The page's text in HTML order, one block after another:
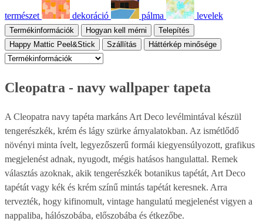
természet dekoráció pálma levelek
Termékinformációk Hogyan kell mérni
Telepítés
Happy Mattic Peel&Stick
Szállítás Háttérkép minősége
Cleopatra - navy wallpaper tapeta
A Cleopatra navy tapéta markáns Art Deco levélmintával készül
tengerészkék, krém és lágy szürke árnyalatokban. Az ismétlődő
növényi minta ívelt, legyezőszerű formái kiegyensúlyozott, grafikus
megjelenést adnak, nyugodt, mégis hatásos hangulattal. Remek
választás azoknak, akik tengerészkék botanikus tapétát, Art Deco
tapétát vagy kék és krém színű mintás tapétát keresnek. Arra
tervezték, hogy kifinomult, vintage hangulatú megjelenést vigyen a
nappaliba, hálószobába, előszobába és étkezőbe.